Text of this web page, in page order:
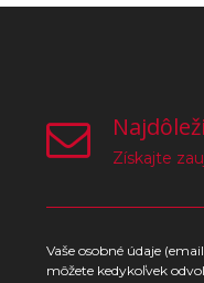
Získajte
Vaše osobné údaje
môžete kedykoľvek